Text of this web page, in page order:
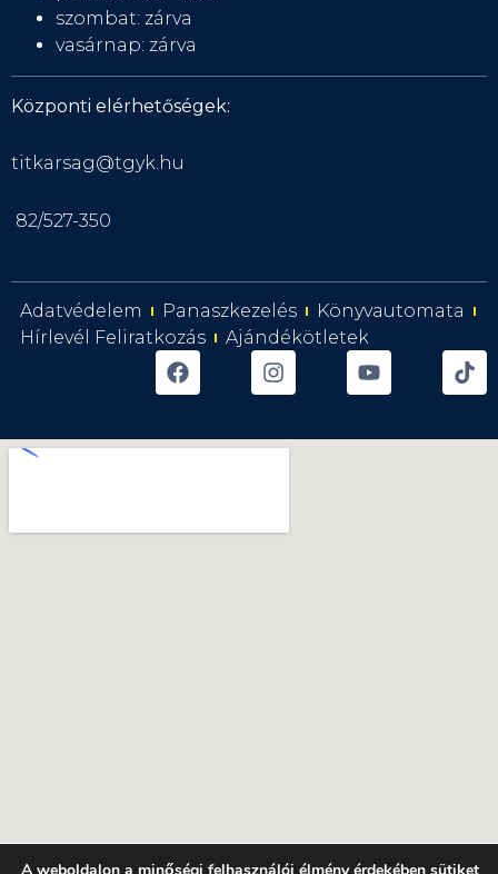
szombat: zárva
vasárnap: zárva
Központi elérhetőségek:
titkarsag@tgyk.hu
82/527-350
Adatvédelem Panaszkezelés
Könyvautomata
Hírlevél Feliratkozás
Ajándékötletek